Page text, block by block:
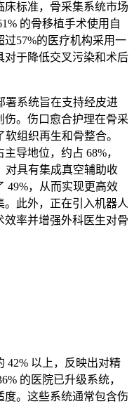
床标准，骨采集系统市场
的骨移植手术使用自
57%的医疗机构采用一
对于降低交叉污染和术后
署系统旨在支持经皮进
伤。伤口愈合护理在骨采
组织再生和骨整合。
导地位，约占 68%，
对具有集成真空辅助收
49%，从而实现更高效
。此外，正在引入机器人
率并增强外科医生对骨
42% 以上，反映出对精
的医院已升级系统，
度。这些系统通常包含伤